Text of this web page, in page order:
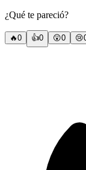
¿Qué te pareció?
🔥0 👍0 😲0 😢